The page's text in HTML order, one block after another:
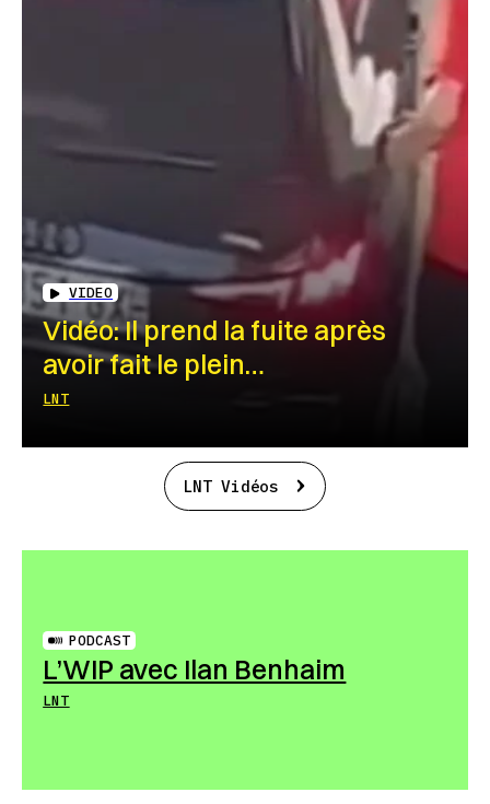
VIDEO
Vidéo: Il prend la fuite après
avoir fait le plein…
LNT
LNT Vidéos
PODCAST
L’WIP avec Ilan Benhaim
LNT